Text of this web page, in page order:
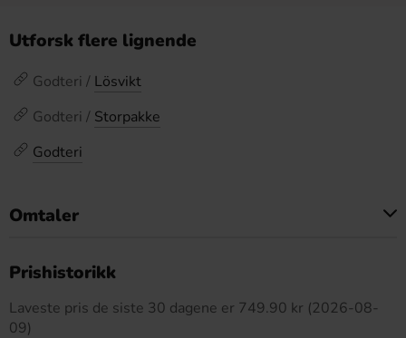
Utforsk flere lignende
Godteri / Lösvikt
Godteri / Storpakke
Godteri
Omtaler
Prishistorikk
Laveste pris de siste 30 dagene er 749.90 kr (2026-08-
09)